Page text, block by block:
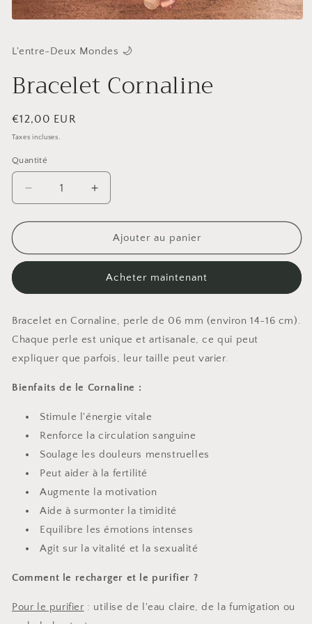
média
1
une
fenêtre
L'entre-Deux Mondes 🌙
Bracelet Cornaline
Prix
habituel
€12,00 EUR
Taxes incluses.
Quantité
Réduire
la
quantité
Bracelet
Augmenter
la
quantité
Bracelet
Ajouter au panier
Acheter maintenant
Bracelet en Cornaline, perle de 06 mm (environ 14-16 cm).
Chaque perle est unique et artisanale, ce qui peut
expliquer que parfois, leur taille peut varier.
Bienfaits de le Cornaline :
Stimule l'énergie vitale
Renforce la circulation sanguine
Soulage les douleurs menstruelles
Peut aider à la fertilité
Augmente la motivation
Aide à surmonter la timidité
Equilibre les émotions intenses
Agit sur la vitalité et la sexualité
Comment le recharger et le purifier ?
Pour le purifier : utilise de l'eau claire, de la fumigation ou